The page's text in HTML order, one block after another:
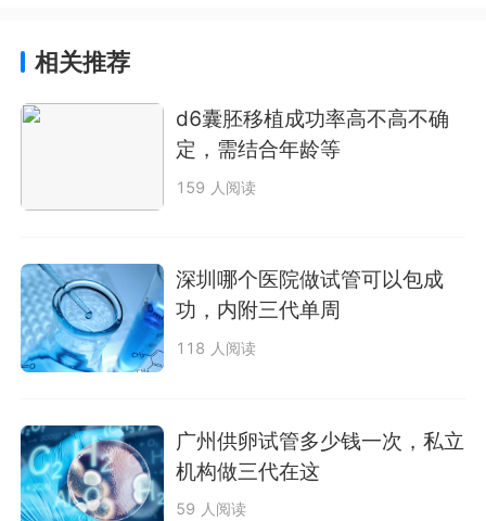
相关推荐
d6囊胚移植成功率高不高不确
定，需结合年龄等
159 人阅读
深圳哪个医院做试管可以包成
功，内附三代单周
118 人阅读
广州供卵试管多少钱一次，私立
机构做三代在这
59 人阅读